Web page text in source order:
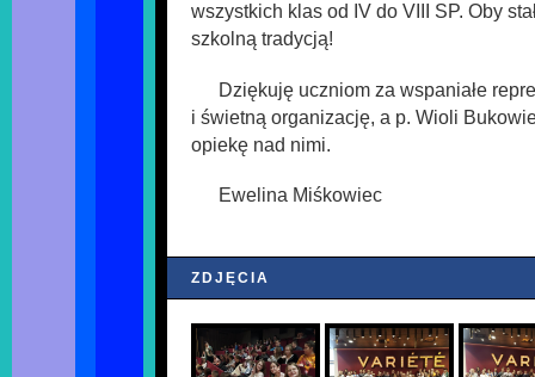
wszystkich klas od IV do VIII SP. Oby
szkolną tradycją!
Dziękuję uczniom za wspaniałe
i świetną organizację, a p. Wioli
opiekę nad nimi.
Ewelina Miśkowiec
ZDJĘCIA